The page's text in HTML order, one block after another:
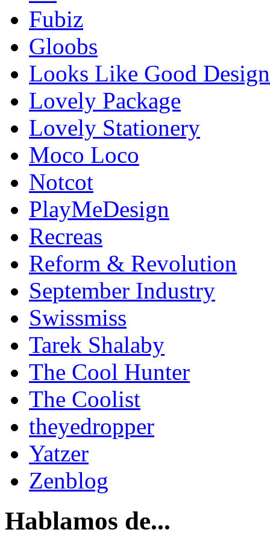
Fubiz
Gloobs
Looks Like Good Design
Lovely Package
Lovely Stationery
Moco Loco
Notcot
PlayMeDesign
Recreas
Reform & Revolution
September Industry
Swissmiss
Tarek Shalaby
The Cool Hunter
The Coolist
theyedropper
Yatzer
Zenblog
Hablamos de...